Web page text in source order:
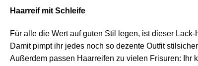
Haarreif mit Schleife
Für alle die Wert auf guten Stil legen, ist dieser
Damit pimpt ihr jedes noch so dezente Outfit
Außerdem passen Haarreifen zu vielen Frisuren: Ihr